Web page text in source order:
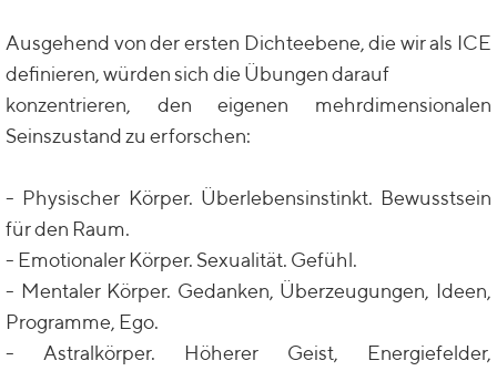
Ausgehend von der ersten Dichteebene, die wir als ICE
definieren, würden sich die Übungen darauf
konzentrieren, den eigenen mehrdimensionalen
Seinszustand zu erforschen:
- Physischer Körper. Überlebensinstinkt. Bewusstsein
für den Raum.
- Emotionaler Körper. Sexualität. Gefühl.
- Mentaler Körper. Gedanken, Überzeugungen, Ideen,
Programme, Ego.
- Astralkörper. Höherer Geist, Energiefelder,